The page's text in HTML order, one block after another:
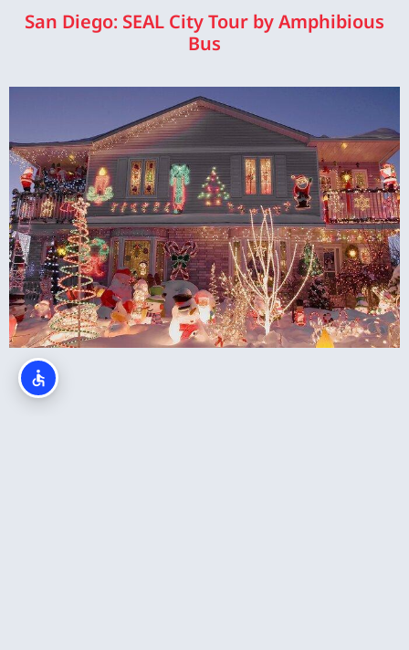
San Diego: SEAL City Tour by Amphibious
Bus